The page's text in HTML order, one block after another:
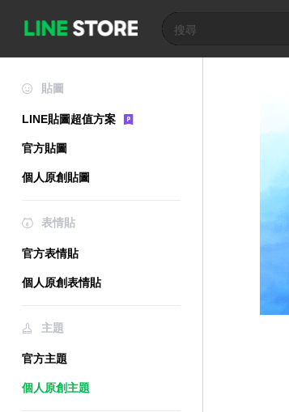
貼圖
LINE貼圖超值方案
官方貼圖
個人原創貼圖
表情貼
官方表情貼
個人原創表情貼
主題
官方主題
個人原創主題